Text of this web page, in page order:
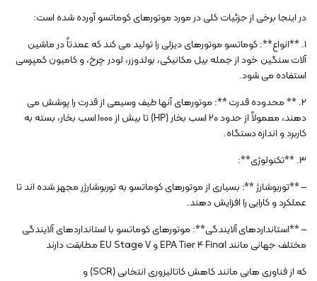
در اینجا برخی از جزئیات کلی در مورد موتورهای کوماتسو آورده شده است:
1. **انواع**: کوماتسو موتورهای دیزلی را تولید می کند که عمدتاً در ماشین
آلات سنگین خود از جمله بیل مکانیکی، بولدوزر، لودر چرخ، و کامیون کمپرسی
استفاده می شود.
2. ** محدوده قدرت **: موتورهای آنها طیف وسیعی از قدرت را پوشش می
دهند، معمولاً از حدود 20 اسب بخار (HP) تا بیش از 1000 اسب بخار، بسته به
کاربرد و اندازه دستگاه.
3. **تکنولوژی**:
– **توربوشارژ **: بسیاری از موتورهای کوماتسو به توربوشارژر مجهز شده اند تا
عملکرد و کارایی را افزایش دهند.
– **استانداردهای آلایندگی**: موتورهای کوماتسو با استانداردهای آلایندگی
مختلف جهانی مانند EPA Tier 4 Final و EU Stage V مطابقت دارند
که از فناوری هایی مانند کاهش کاتالیزوری انتخابی (SCR) و